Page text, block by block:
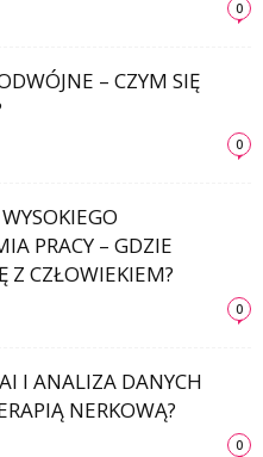
0
– CZYM SIĘ
0
PRACY – GDZIE
Z CZŁOWIEKIEM?
0
I ANALIZA DANYCH
NERKOWĄ?
0